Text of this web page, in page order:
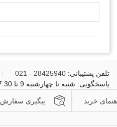
تلفن پشتیبانی: 28425940 - 021
پاسخگویی: شنبه تا چهارشنبه 9 تا 17:30، پنجشنبه 9 تا 14:30
خرید پیگیری سفارش